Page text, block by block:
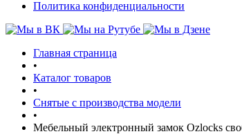
Политика конфиденциальности
Главная страница
•
Каталог товаров
•
Снятые с производства модели
•
Мебельный электронный замок Ozlocks